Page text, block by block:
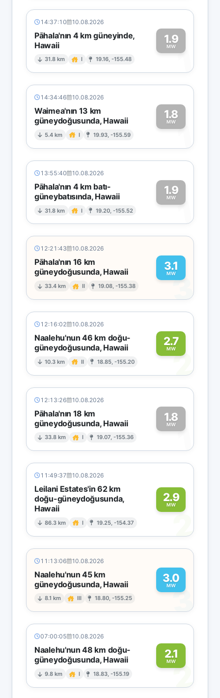
14:37:10 10.08.2026
Pāhala'nın 4 km güneyinde,
Hawaii
31.8 km I 19.16, -155.48
1.9
MW1
14:34:46 10.08.2026
Waimea'nın 13 km
güneydoğusunda, Hawaii
5.4 km I 19.93, -155.59
1.8
MW1
13:55:40 10.08.2026
Pāhala'nın 4 km batı-
güneybatısında, Hawaii
31.8 km I 19.20, -155.52
1.9
MW1
12:21:43 10.08.2026
Pāhala'nın 16 km
güneydoğusunda, Hawaii
33.4 km II 19.08, -155.38
3.1
MW
3
12:16:02 10.08.2026
Naalehu'nun 46 km doğu-
güneydoğusunda, Hawaii
10.3 km II 18.85, -155.20
2.7
MW2
12:13:26 10.08.2026
Pāhala'nın 18 km
güneydoğusunda, Hawaii
33.8 km I 19.07, -155.36
1.8
MW1
11:49:37 10.08.2026
Leilani Estates'in 62 km
doğu-güneydoğusunda,
Hawaii
86.3 km I 19.25, -154.37
2.9
MW
2
11:13:06 10.08.2026
Naalehu'nun 45 km
güneydoğusunda, Hawaii
8.1 km III 18.80, -155.25
3.0
MW
3
07:00:05 10.08.2026
Naalehu'nun 48 km doğu-
güneydoğusunda, Hawaii
9.8 km I 18.83, -155.19
2.1
MW2